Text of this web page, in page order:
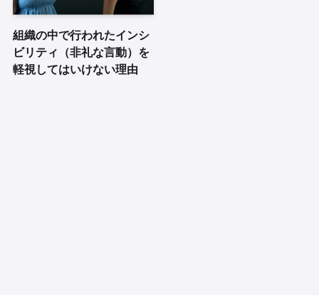
組織の中で行われたインシ
ビリティ（非礼な言動）を
軽視してはいけない理由